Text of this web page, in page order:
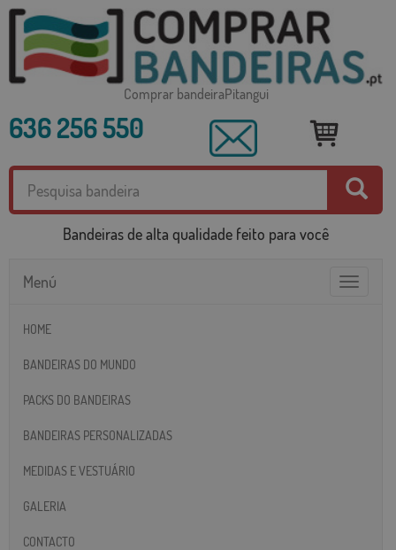
Comprar bandeiraPitangui
636 256 550
Bandeiras de alta qualidade feito para você
Toggle
Menú
HOME
BANDEIRAS DO MUNDO
PACKS DO BANDEIRAS
BANDEIRAS PERSONALIZADAS
MEDIDAS E VESTUÁRIO
GALERIA
CONTACTO